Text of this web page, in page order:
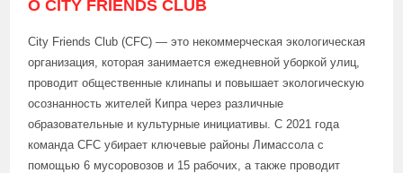
О CITY FRIENDS CLUB
City Friends Club (CFC) — это некоммерческая экологическая
организация, которая занимается ежедневной уборкой улиц,
проводит общественные клинапы и повышает экологическую
осознанность жителей Кипра через различные
образовательные и культурные инициативы. С 2021 года
команда CFC убирает ключевые районы Лимассола с
помощью 6 мусоровозов и 15 рабочих, а также проводит